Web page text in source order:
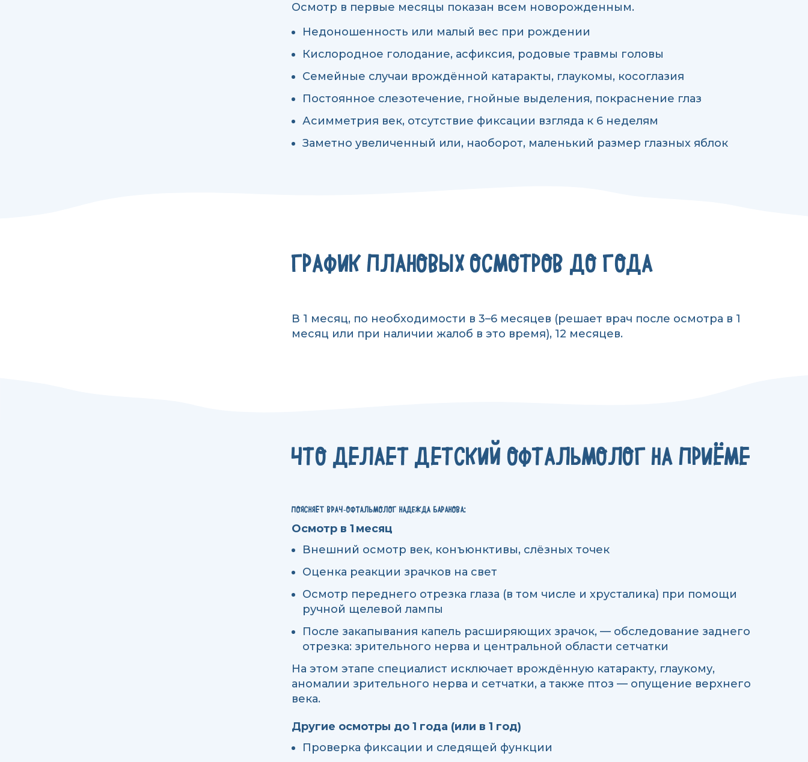
Осмотр в первые месяцы показан всем новорожденным.
Недоношенность или малый вес при рождении
Кислородное голодание, асфиксия, родовые травмы головы
Семейные случаи врождённой катаракты, глаукомы, косоглазия
Постоянное слезотечение, гнойные выделения, покраснение глаз
Асимметрия век, отсутствие фиксации взгляда к 6 неделям
Заметно увеличенный или, наоборот, маленький размер глазных яблок
ГРАФИК ПЛАНОВЫХ ОСМОТРОВ ДО ГОДА
В 1 месяц, по необходимости в 3–6 месяцев (решает врач после осмотра в 1
месяц или при наличии жалоб в это время), 12 месяцев.
ЧТО ДЕЛАЕТ ДЕТСКИЙ ОФТАЛЬМОЛОГ НА ПРИЁМЕ
ПОЯСНЯЕТ ВРАЧ‑ОФТАЛЬМОЛОГ НАДЕЖДА БАРАНОВА:
Осмотр в 1 месяц
Внешний осмотр век, конъюнктивы, слёзных точек
Оценка реакции зрачков на свет
Осмотр переднего отрезка глаза (в том числе и хрусталика) при помощи
ручной щелевой лампы
После закапывания капель расширяющих зрачок, — обследование заднего
отрезка: зрительного нерва и центральной области сетчатки
На этом этапе специалист исключает врождённую катаракту, глаукому,
аномалии зрительного нерва и сетчатки, а также птоз — опущение верхнего
века.
Другие осмотры до 1 года (или в 1 год)
Проверка фиксации и следящей функции